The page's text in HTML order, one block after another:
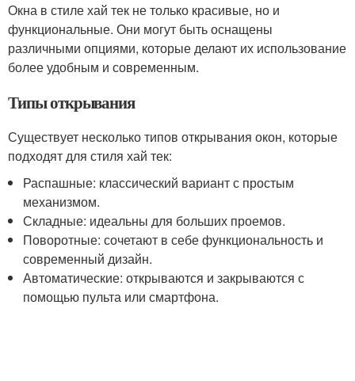
Окна в стиле хай тек не только красивые, но и
функциональные. Они могут быть оснащены
различными опциями, которые делают их использование
более удобным и современным.
Типы открывания
Существует несколько типов открывания окон, которые
подходят для стиля хай тек:
Распашные: классический вариант с простым
механизмом.
Складные: идеальны для больших проемов.
Поворотные: сочетают в себе функциональность и
современный дизайн.
Автоматические: открываются и закрываются с
помощью пульта или смартфона.